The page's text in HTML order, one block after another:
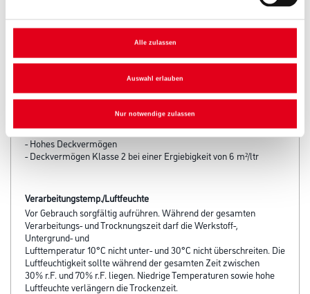
Alle zulassen
Auswahl erlauben
Nur notwendige zulassen
PRODUKTEIGENSCHAFTEN
Produkteigenschaft
- Leuchtkräftige, brillante Wiedergabe von Bildern und Text aus
jedem Winkel
- Guter Verlauf
- Hohes Deckvermögen
- Deckvermögen Klasse 2 bei einer Ergiebigkeit von 6 m²/ltr
Verarbeitungstemp./Luftfeuchte
Vor Gebrauch sorgfältig aufrühren. Während der gesamten
Verarbeitungs- und Trocknungszeit darf die Werkstoff-,
Untergrund- und
Lufttemperatur 10°C nicht unter- und 30°C nicht überschreiten. Die
Luftfeuchtigkeit sollte während der gesamten Zeit zwischen
30% r.F. und 70% r.F. liegen. Niedrige Temperaturen sowie hohe
Luftfeuchte verlängern die Trockenzeit.